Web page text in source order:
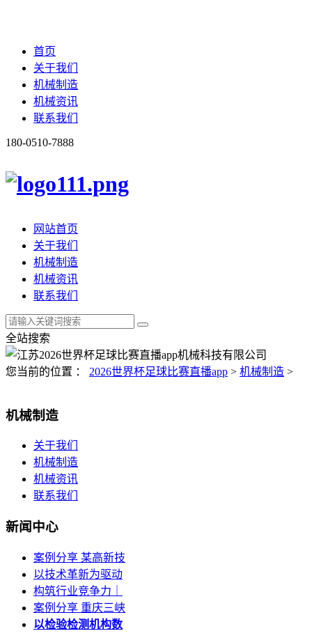
首页
关于我们
机械制造
机械资讯
联系我们
180-0510-7888
网站首页
关于我们
机械制造
机械资讯
联系我们
全站搜索
您当前的位置 ： 2026世界杯足球比赛直播app > 机械制造 >
机械制造
关于我们
机械制造
机械资讯
联系我们
新闻中心
案例分享 某高新技
以技术革新为驱动
构筑行业竞争力｜
案例分享 重庆三峡
以检验检测机构数